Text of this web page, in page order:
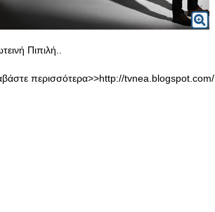
Πιπιλή..
περισσότερα>>http://tvnea.blogspot.com/